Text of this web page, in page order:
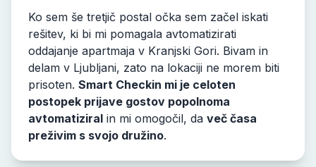
Ko sem še tretjič postal očka sem začel iskati
rešitev, ki bi mi pomagala avtomatizirati
oddajanje apartmaja v Kranjski Gori. Bivam in
delam v Ljubljani, zato na lokaciji ne morem biti
prisoten. Smart Checkin mi je celoten
postopek prijave gostov popolnoma
avtomatiziral in mi omogočil, da več časa
preživim s svojo družino.